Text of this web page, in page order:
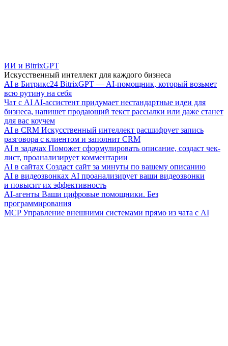
ИИ и BitrixGPT
Искусственный интеллект для каждого бизнеса
AI в Битрикс24 BitrixGPT — AI-помощник, который возьмет
всю рутину на себя
Чат с AI AI-ассистент придумает нестандартные идеи для
бизнеса, напишет продающий текст рассылки или даже станет
для вас коучем
AI в CRM Искусственный интеллект расшифрует запись
разговора с клиентом и заполнит CRM
AI в задачах Поможет сформулировать описание, создаст чек-
лист, проанализирует комментарии
AI в сайтах Создаст сайт за минуты по вашему описанию
AI в видеозвонках AI проанализирует ваши видеозвонки
и повысит их эффективность
AI-агенты Ваши цифровые помощники. Без
программирования
MCP Управление внешними системами прямо из чата с AI